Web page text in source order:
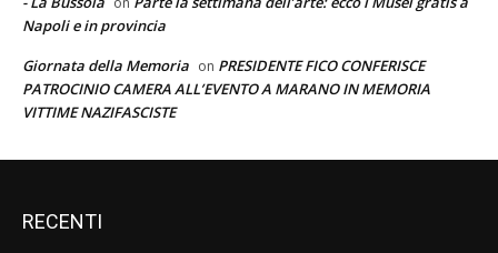
Napoli e in provincia
Giornata della Memoria on PRESIDENTE FICO CONFERISCE
PATROCINIO CAMERA ALL’EVENTO A MARANO IN MEMORIA
VITTIME NAZIFASCISTE
RECENTI